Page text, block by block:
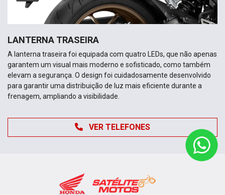
LANTERNA TRASEIRA
A lanterna traseira foi equipada com quatro LEDs, que não apenas
garantem um visual mais moderno e sofisticado, como também
elevam a segurança. O design foi cuidadosamente desenvolvido
para garantir uma distribuição de luz mais eficiente durante a
frenagem, ampliando a visibilidade.
VER TELEFONES